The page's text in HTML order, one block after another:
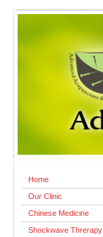
Home
Our Clinic
Chinese Medicine
Shockwave Threrapy